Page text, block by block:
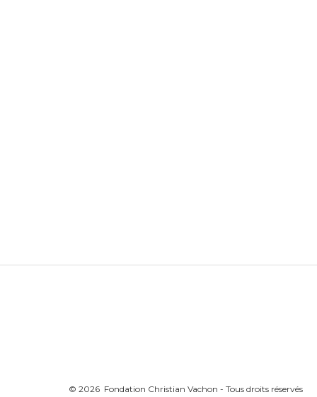
© 2026 Fondation Christian Vachon - Tous droits réservés